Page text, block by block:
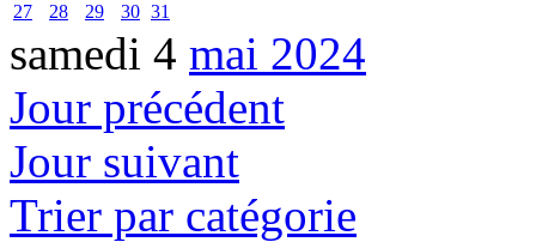
27
28 29 30 31
samedi 4 mai 2024
Jour précédent
Jour suivant
Trier par catégorie